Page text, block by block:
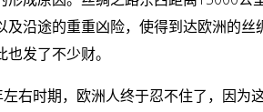
及沿途的重重凶险，使得到达欧洲的
发了不少财。
右时期，欧洲人终于忍不住了，因为